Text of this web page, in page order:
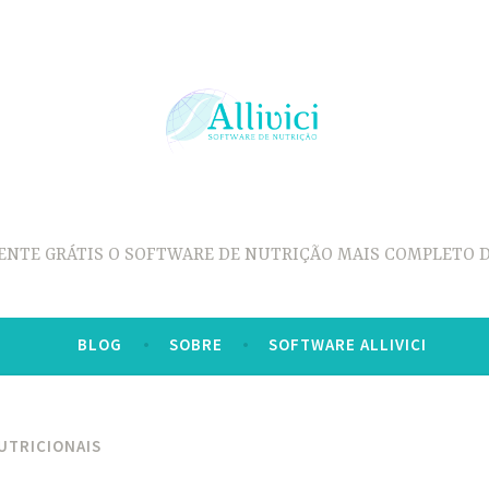
GRÁTIS O SOFTWARE DE NUTRIÇÃO MAIS COMPLETO
BLOG SOBRE SOFTWARE ALLIVICI